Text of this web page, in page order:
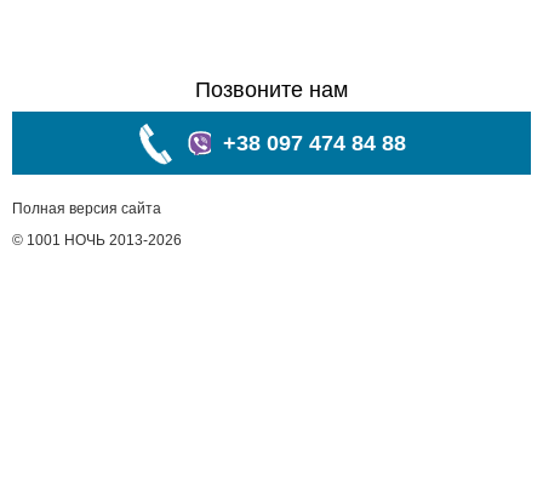
Позвоните нам
+38 097 474 84 88
Полная версия сайта
© 1001 НОЧЬ 2013-2026